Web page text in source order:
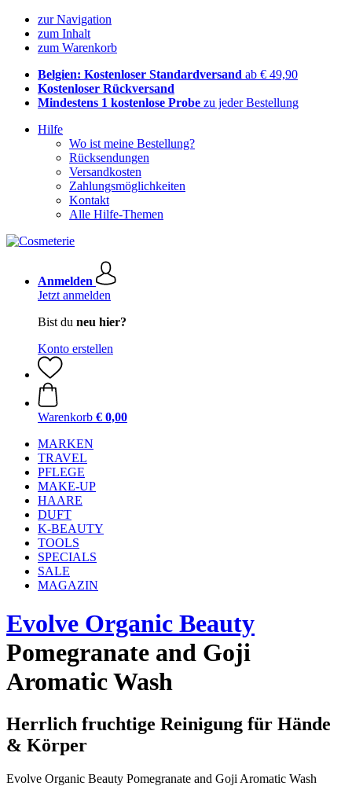
zur Navigation
zum Inhalt
zum Warenkorb
Belgien: Kostenloser Standardversand ab € 49,90
Kostenloser Rückversand
Mindestens 1 kostenlose Probe zu jeder Bestellung
Hilfe
Wo ist meine Bestellung?
Rücksendungen
Versandkosten
Zahlungsmöglichkeiten
Kontakt
Alle Hilfe-Themen
Anmelden
Jetzt anmelden
Bist du neu hier?
Konto erstellen
Warenkorb € 0,00
MARKEN
TRAVEL
PFLEGE
MAKE-UP
HAARE
DUFT
K-BEAUTY
TOOLS
SPECIALS
SALE
MAGAZIN
Evolve Organic Beauty
Pomegranate and Goji
Aromatic Wash
Herrlich fruchtige Reinigung für Hände
& Körper
Evolve Organic Beauty Pomegranate and Goji Aromatic Wash